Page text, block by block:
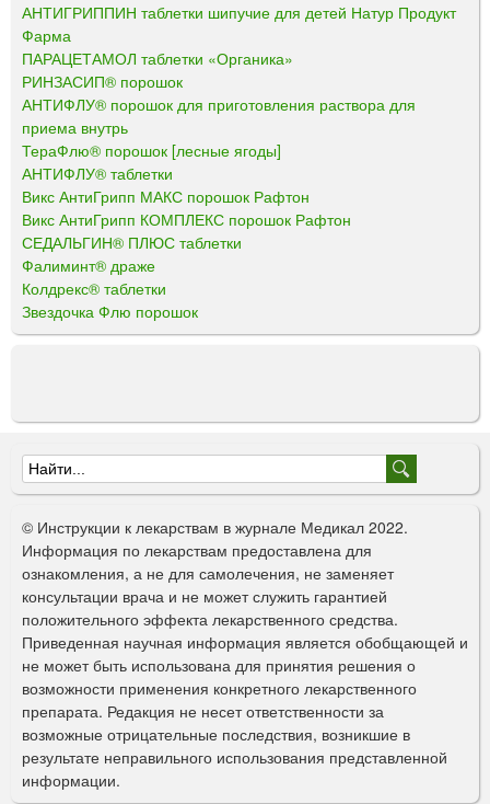
АНТИГРИППИН таблетки шипучие для детей Натур Продукт
Фарма
ПАРАЦЕТАМОЛ таблетки «Органика»
РИНЗАСИП® порошок
АНТИФЛУ® порошок для приготовления раствора для
приема внутрь
ТераФлю® порошок [лесные ягоды]
АНТИФЛУ® таблетки
Викс АнтиГрипп МАКС порошок Рафтон
Викс АнтиГрипп КОМПЛЕКС порошок Рафтон
СЕДАЛЬГИН® ПЛЮС таблетки
Фалиминт® драже
Колдрекс® таблетки
Звездочка Флю порошок
Ф
о
р
м
а
п
о
и
с
к
© Инструкции к лекарствам в журнале Медикал 2022.
Информация по лекарствам предоставлена для
ознакомления, а не для самолечения, не заменяет
консультации врача и не может служить гарантией
положительного эффекта лекарственного средства.
Приведенная научная информация является обобщающей и
не может быть использована для принятия решения о
возможности применения конкретного лекарственного
препарата. Редакция не несет ответственности за
возможные отрицательные последствия, возникшие в
результате неправильного использования представленной
информации.